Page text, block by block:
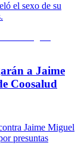
el sexo de su
a Jaime
Coosalud
Jaime Miguel
presuntas